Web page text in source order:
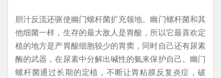
胆汁反流还驱使幽门螺杆菌扩充领地。幽门螺杆菌和其
他细菌一样，生存的最大敌人是胃酸，所以它最喜欢定
植的地方是产胃酸细胞较少的胃窦，同时自己还有尿素
酶的武器，在尿素中分解出碱性的氨来保护自己。幽门
螺杆菌通过长期的定植，不断让胃粘膜反复炎症，破